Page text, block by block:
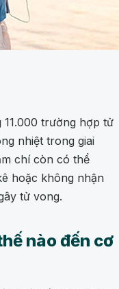
trường hợp tử
nhiệt trong giai
chí còn có thể
hoặc không nhận
tử vong.
nào đến cơ